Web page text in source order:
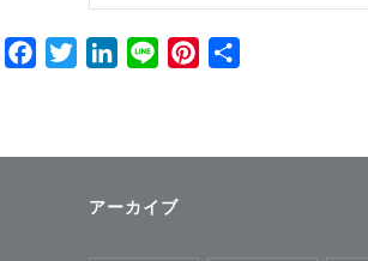
FacebookTwitterLinkedIn
Line Pinterest
アーカイブ